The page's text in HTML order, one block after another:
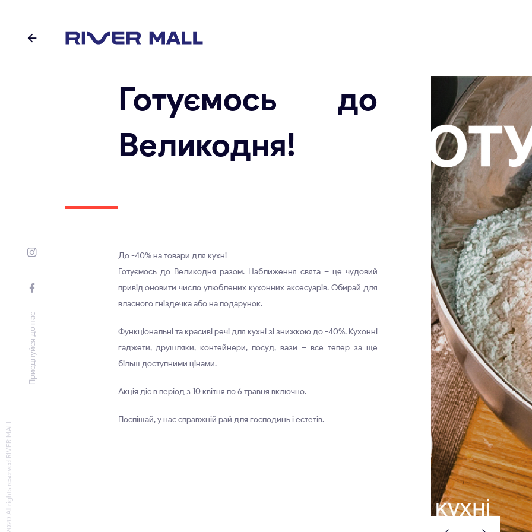
Приєднуйся до нас
© 2020 All rights reserved RIVER MALL
Готуємось до
Великодня!
До -40% на товари для кухні
Готуємось до Великодня разом. Наближення свята – це чудовий
привід оновити число улюблених кухонних аксесуарів. Обирай для
власного гніздечка або на подарунок.
Функціональні та красиві речі для кухні зі знижкою до -40%. Кухонні
гаджети, друшляки, контейнери, посуд, вази – все тепер за ще
більш доступними цінами.
Акція діє в період з 10 квітня по 6 травня включно.
Поспішай, у нас справжній рай для господинь і естетів.